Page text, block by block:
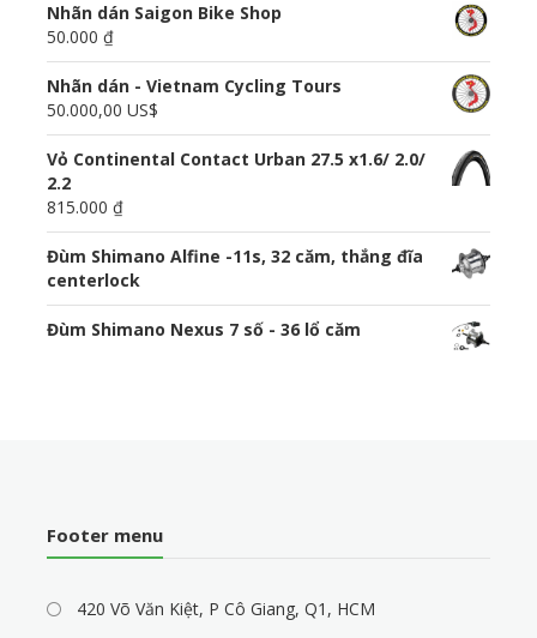
Nhãn dán Saigon Bike Shop
50.000 ₫
Nhãn dán - Vietnam Cycling Tours
50.000,00 US$
Vỏ Continental Contact Urban 27.5 x1.6/ 2.0/
2.2
815.000 ₫
Đùm Shimano Alfine -11s, 32 căm, thắng đĩa
centerlock
Đùm Shimano Nexus 7 số - 36 lổ căm
Footer menu
420 Võ Văn Kiệt, P Cô Giang, Q1, HCM